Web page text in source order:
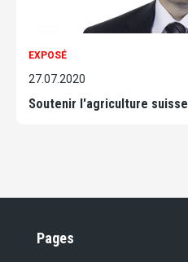
EXPOSÉ
27.07.2020
Soutenir l'agriculture suisse
Pages